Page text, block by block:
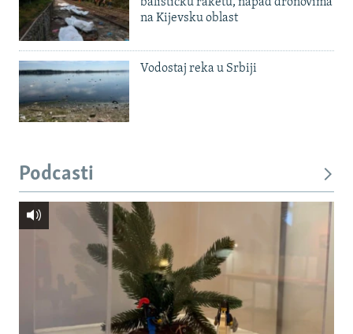
na Kijevsku oblast
Vodostaj reka u Srbiji
Podcasti